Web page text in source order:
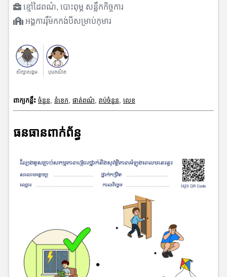
ខ្មៅដៃពណ៌, បោះពុម្ភ សន្លឹកកិច្ចការ
អង្គការរុឺម៉កកង់បីសម្រាប់កុមារ
សិក្សាសង្គម បុរេគណិត
ពាក្យកន្លឹះ ចំនួន, នំខេក, ផាត់ពណ៌, រាប់ចំនួន, លេខ
ធនធានពាក់ព័ន្ធ